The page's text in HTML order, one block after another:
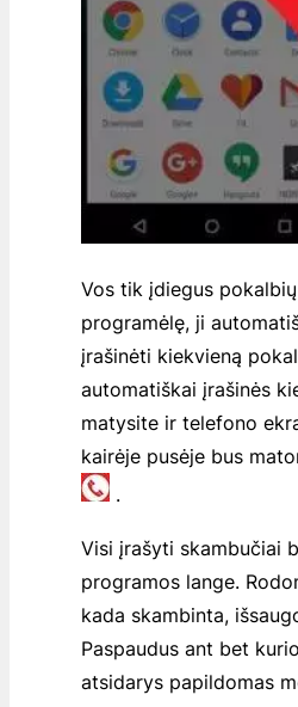
Vos tik įdiegus
programėlę, ji
įrašinėti kiekvieną
automatiškai įrašinės
matysite ir telefono
kairėje pusėje bus
.
Visi įrašyti skambučiai
programos lange.
kada skambinta,
Paspaudus ant bet
atsidarys papildomas